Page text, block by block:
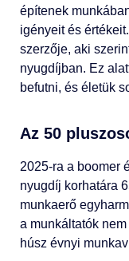
építenek
igényeit és
szerzője, aki
nyugdíjban. Ez
befutni, és életük
Az 50
2025-ra a boomer
nyugdíj korhatára
munkaerő
a munkáltatók
húsz évnyi